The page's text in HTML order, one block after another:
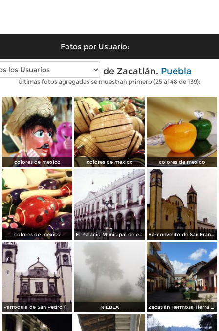
Fotos por Usuario:
Fotos modernas de Zacatlán, Puebla
Últimas fotos agregadas se muestran primero (25 al 48 de 139):
colores de mexico colores de mexico colores de mexico
colores de mexico El Palacio Municipal de estilo neoclásico (Siglo XIX). Zacatlán. 2002 Ex-convento de San Francisco (la Basílica mas antigüa de México). Zacatlán. 2002
Parroquia de San Pedro (Siglo XVII) de estilo barroco. Zacatlán. 2002 NIEBLA Zacatlán Hermosa Tierra Serrana